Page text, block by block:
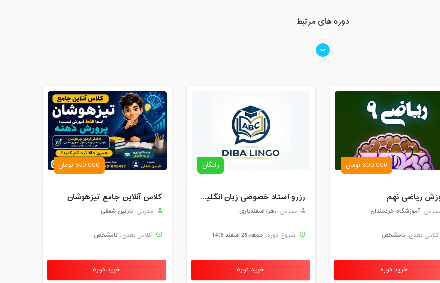
دوره های مرتبط
600,000 تومان
ریاضی نهم
مدرس: آموزشگاه خردمندان
کلاس بعدی: نامشخص
خرید دوره
رایگان
رزرو استاد خصوصی زبان انگلیسی | کلاس یک‌نفره با زهرا اسفندیاری + مشاوره رایگان
مدرس: زهرا اسفندیاری
شروع دوره: جمعه، 28 اسفند 1405
خرید دوره
650,000 تومان
کلاس آنلاین جامع تیزهوشان
مدرس: نازنین شفقی
کلاس بعدی: نامشخص
خرید دوره